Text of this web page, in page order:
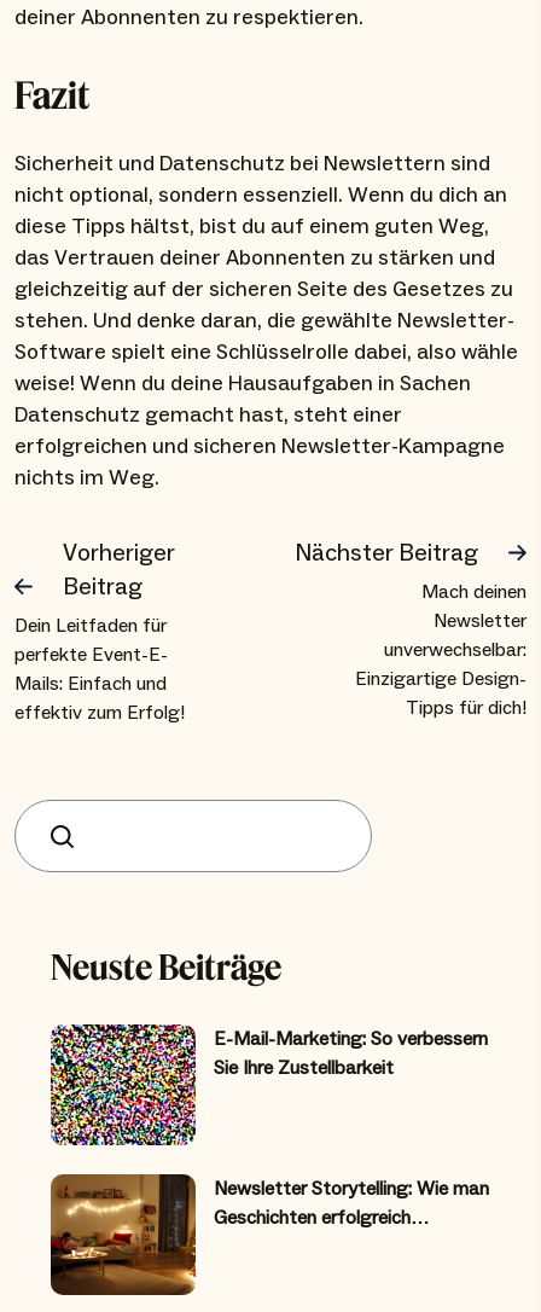
deiner Abonnenten zu respektieren.
Fazit
Sicherheit und Datenschutz bei Newslettern sind
nicht optional, sondern essenziell. Wenn du dich an
diese Tipps hältst, bist du auf einem guten Weg,
das Vertrauen deiner Abonnenten zu stärken und
gleichzeitig auf der sicheren Seite des Gesetzes zu
stehen. Und denke daran, die gewählte Newsletter-
Software spielt eine Schlüsselrolle dabei, also wähle
weise! Wenn du deine Hausaufgaben in Sachen
Datenschutz gemacht hast, steht einer
erfolgreichen und sicheren Newsletter-Kampagne
nichts im Weg.
Vorheriger
Beitrag
Dein Leitfaden für
perfekte Event-E-
Mails: Einfach und
effektiv zum Erfolg!
Nächster Beitrag
Mach deinen
Newsletter
unverwechselbar:
Einzigartige Design-
Tipps für dich!
Suchen
Neuste Beiträge
E-Mail-Marketing: So verbessern
Sie Ihre Zustellbarkeit
Newsletter Storytelling: Wie man
Geschichten erfolgreich…